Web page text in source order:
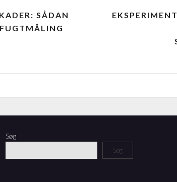
SÅDAN
Søg
Søg